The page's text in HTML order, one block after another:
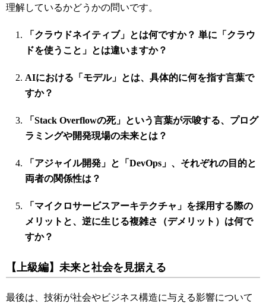
理解しているかどうかの問いです。
「クラウドネイティブ」とは何ですか？ 単に「クラウ
ドを使うこと」とは違いますか？
AIにおける「モデル」とは、具体的に何を指す言葉で
すか？
「Stack Overflowの死」という言葉が示唆する、プログ
ラミングや開発現場の未来とは？
「アジャイル開発」と「DevOps」、それぞれの目的と
両者の関係性は？
「マイクロサービスアーキテクチャ」を採用する際の
メリットと、逆に生じる複雑さ（デメリット）は何で
すか？
【上級編】未来と社会を見据える
最後は、技術が社会やビジネス構造に与える影響について